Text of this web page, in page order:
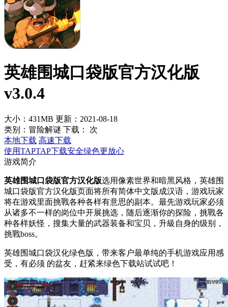
英雄围城口袋版官方汉化版
v3.0.4
大小：431MB 更新：2021-08-18
类别：冒险解谜 下载：
次
本地下载 高速下载
使用TAPTAP下载安全绿色更放心
游戏简介
英雄围城口袋版官方汉化版选用像素世界和暗黑风格，英雄围
城口袋版官方汉化版页面将所有简体中文版成汉语，游戏玩家
将在游戏里面挑戰各种各样有意思的副本。最先游戏玩家必须
从诸多不一样的岗位中开展挑选，随后逐渐你的探险，挑戰各
种各样妖怪，搜集大量的武器装备和宝贝，升級自身的级别，
挑戰boss。
英雄围城口袋汉化绿色版，带来客户最单纯的手机游戏应用感
受，有必须 的盆友，赶紧来绿色下载站试试吧！